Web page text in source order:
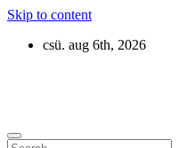
Skip to content
csü. aug 6th, 2026